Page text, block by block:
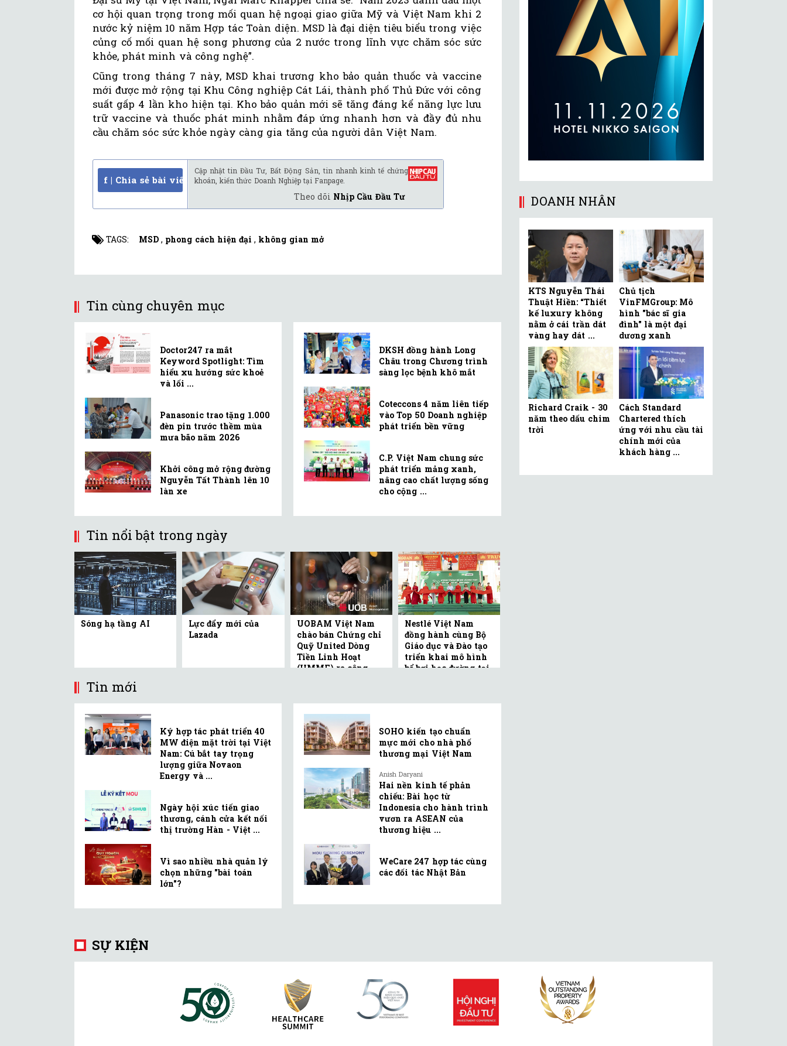
cơ hội quan trọng trong mối quan hệ ngoại giao giữa Mỹ và Việt Nam khi 2
nước kỷ niệm 10 năm Hợp tác Toàn diện. MSD là đại diện tiêu biểu trong việc
củng cố mối quan hệ song phương của 2 nước trong lĩnh vực chăm sóc sức
khỏe, phát minh và công nghệ”.
Cũng trong tháng 7 này, MSD khai trương kho bảo quản thuốc và vaccine
mới được mở rộng tại Khu Công nghiệp Cát Lái, thành phố Thủ Đức với công
suất gấp 4 lần kho hiện tại. Kho bảo quản mới sẽ tăng đáng kể năng lực lưu
trữ vaccine và thuốc phát minh nhằm đáp ứng nhanh hơn và đầy đủ nhu
cầu chăm sóc sức khỏe ngày càng gia tăng của người dân Việt Nam.
f | Chia sẻ bài viết
Cập nhật tin Đầu Tư, Bất Động Sản, tin nhanh kinh tế chứng
khoán, kiến thức Doanh Nghiệp tại Fanpage.
Theo dõi Nhịp Cầu Đầu Tư
TAGS: MSD , phong cách hiện đại ,không gian mở
Tin cùng chuyên mục
Doctor247 ra mắt
Keyword Spotlight: Tìm
hiểu xu hướng sức khoẻ
và lối ...
Panasonic trao tặng 1.000
đèn pin trước thềm mùa
mưa bão năm 2026
Khởi công mở rộng đường
Nguyễn Tất Thành lên 10
làn xe
DKSH đồng hành Long
Châu trong Chương trình
sàng lọc bệnh khô mắt
Coteccons 4 năm liên tiếp
vào Top 50 Doanh nghiệp
phát triển bền vững
C.P. Việt Nam chung sức
phát triển mảng xanh,
nâng cao chất lượng sống
cho cộng ...
Tin nổi bật trong ngày
Sóng hạ tầng AI
Lực đẩy mới của
Lazada
UOBAM Việt Nam
chào bán Chứng chỉ
Quỹ United Dòng
Tiền Linh Hoạt
(UMMF) ra công ...
Nestlé Việt Nam
đồng hành cùng Bộ
Giáo dục và Đào tạo
triển khai mô hình
bể bơi học đường tại
Tin mới
Ký hợp tác phát triển 40
MW điện mặt trời tại Việt
Nam: Cú bắt tay trọng
lượng giữa Novaon
Energy và ...
Ngày hội xúc tiến giao
thương, cánh cửa kết nối
thị trường Hàn - Việt ...
Vì sao nhiều nhà quản lý
chọn những "bài toán
lớn"?
SOHO kiến tạo chuẩn
mực mới cho nhà phố
thương mại Việt Nam
Anish Daryani
Hai nền kinh tế phản
chiếu: Bài học từ
Indonesia cho hành trình
vươn ra ASEAN của
thương hiệu ...
WeCare 247 hợp tác cùng
các đối tác Nhật Bản
DOANH NHÂN
KTS Nguyễn Thái
Thuật Hiền: “Thiết
kế luxury không
nằm ở cái trần dát
vàng hay dát ...
Chủ tịch
VinFMGroup: Mô
hình "bác sĩ gia
đình" là một đại
dương xanh
Richard Craik - 30
năm theo dấu chim
trời
Cách Standard
Chartered thích
ứng với nhu cầu tài
chính mới của
khách hàng ...
SỰ KIỆN